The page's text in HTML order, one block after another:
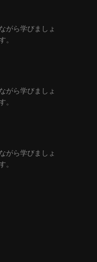
がら学びましょ
。
がら学びましょ
。
がら学びましょ
。